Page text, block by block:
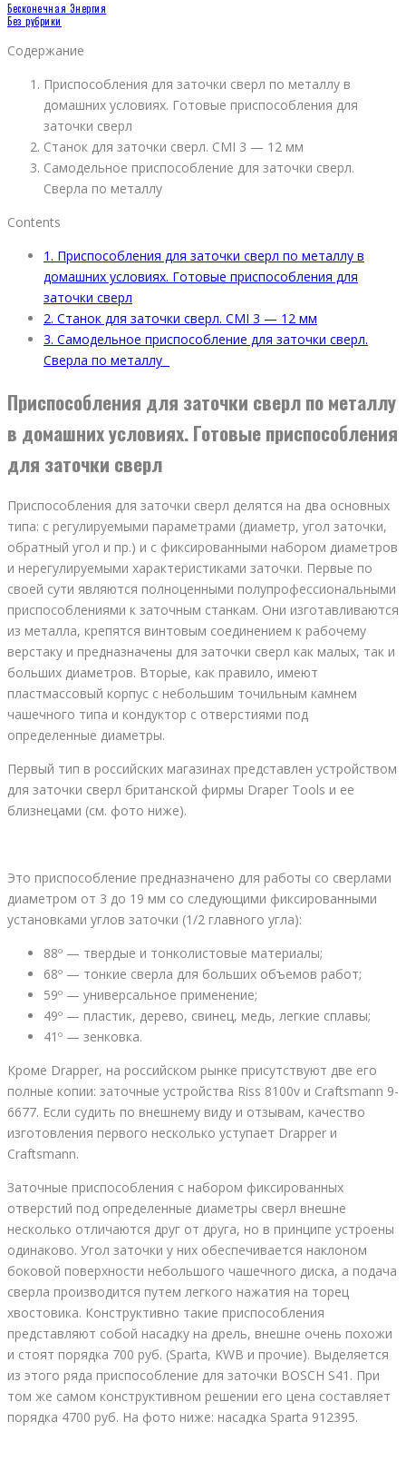
Бесконечная Энергия
Без рубрики
Содержание
Приспособления для заточки сверл по металлу в
домашних условиях. Готовые приспособления для
заточки сверл
Станок для заточки сверл. CMI 3 — 12 мм
Самодельное приспособление для заточки сверл.
Сверла по металлу
Contents
1. Приспособления для заточки сверл по металлу в
домашних условиях. Готовые приспособления для
заточки сверл
2. Станок для заточки сверл. CMI 3 — 12 мм
3. Самодельное приспособление для заточки сверл.
Сверла по металлу
Приспособления для заточки сверл по металлу
в домашних условиях. Готовые приспособления
для заточки сверл
Приспособления для заточки сверл делятся на два основных
типа: с регулируемыми параметрами (диаметр, угол заточки,
обратный угол и пр.) и с фиксированными набором диаметров
и нерегулируемыми характеристиками заточки. Первые по
своей сути являются полноценными полупрофессиональными
приспособлениями к заточным станкам. Они изготавливаются
из металла, крепятся винтовым соединением к рабочему
верстаку и предназначены для заточки сверл как малых, так и
больших диаметров. Вторые, как правило, имеют
пластмассовый корпус с небольшим точильным камнем
чашечного типа и кондуктор с отверстиями под
определенные диаметры.
Первый тип в российских магазинах представлен устройством
для заточки сверл британской фирмы Draper Tools и ее
близнецами (см. фото ниже).
Это приспособление предназначено для работы со сверлами
диаметром от 3 до 19 мм со следующими фиксированными
установками углов заточки (1/2 главного угла):
88º — твердые и тонколистовые материалы;
68º — тонкие сверла для больших объемов работ;
59º — универсальное применение;
49º — пластик, дерево, свинец, медь, легкие сплавы;
41º — зенковка.
Кроме Drapper, на российском рынке присутствуют две его
полные копии: заточные устройства Riss 8100v и Craftsmann 9-
6677. Если судить по внешнему виду и отзывам, качество
изготовления первого несколько уступает Drapper и
Craftsmann.
Заточные приспособления с набором фиксированных
отверстий под определенные диаметры сверл внешне
несколько отличаются друг от друга, но в принципе устроены
одинаково. Угол заточки у них обеспечивается наклоном
боковой поверхности небольшого чашечного диска, а подача
сверла производится путем легкого нажатия на торец
хвостовика. Конструктивно такие приспособления
представляют собой насадку на дрель, внешне очень похожи
и стоят порядка 700 руб. (Sparta, KWB и прочие). Выделяется
из этого ряда приспособление для заточки BOSCH S41. При
том же самом конструктивном решении его цена составляет
порядка 4700 руб. На фото ниже: насадка Sparta 912395.